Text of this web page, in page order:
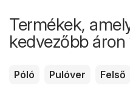
Termékek,
kedvezőbb
Póló Pulóver Felső